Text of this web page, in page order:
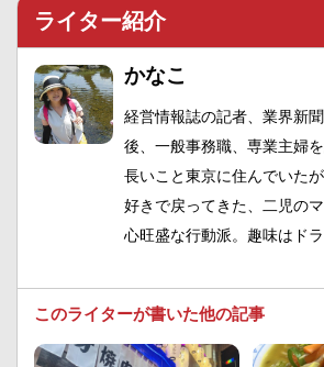
ライター紹介
かなこ
経営情報誌の記者、業界新
後、一般事務職、専業主婦を
長いこと東京に住んでいた
好きで戻ってきた、二児の
心旺盛な行動派。趣味はドラ
このライターが書いた他の記事